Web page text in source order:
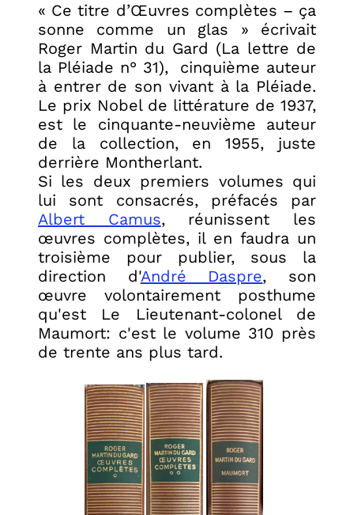
« Ce titre d’Œuvres complètes – ça
sonne comme un glas » écrivait
Roger Martin du Gard (La lettre de
la Pléiade n° 31), cinquième auteur
à entrer de son vivant à la Pléiade.
Le prix Nobel de littérature de 1937,
est le cinquante-neuvième auteur
de la collection, en 1955, juste
derrière Montherlant.
Si les deux premiers volumes qui
lui sont consacrés, préfacés par
Albert Camus, réunissent les
œuvres complètes, il en faudra un
troisième pour publier, sous la
direction d'André Daspre, son
œuvre volontairement posthume
qu'est Le Lieutenant-colonel de
Maumort: c'est le volume 310 près
de trente ans plus tard.